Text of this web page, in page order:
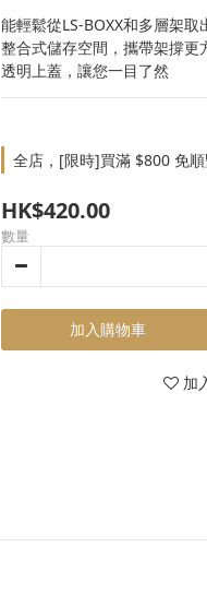
能輕鬆從LS-BOXX和多層架取
整合式儲存空間，攜帶架撐更
透明上蓋，讓您一目了然
全店，[限時]買滿 $800 免
HK$420.00
數量
加入購物車
加